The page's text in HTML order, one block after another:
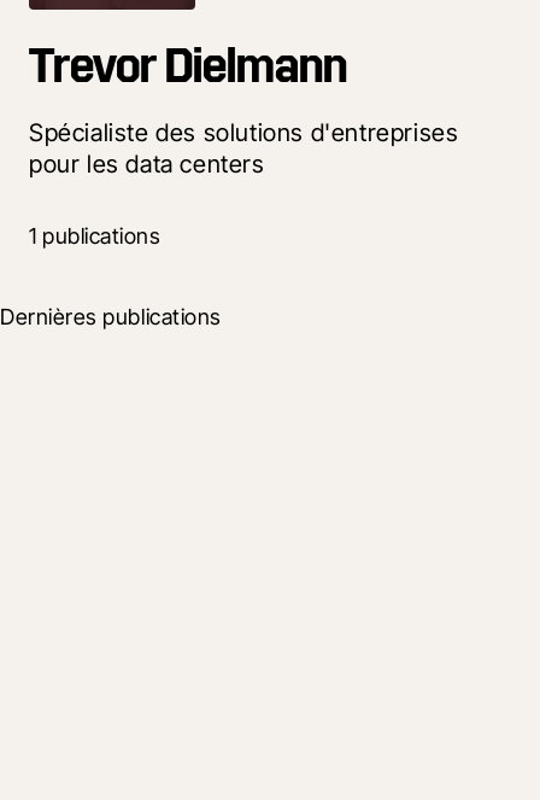
Trevor Dielmann
Spécialiste des solutions d'entreprises
pour les data centers
1 publications
Dernières publications